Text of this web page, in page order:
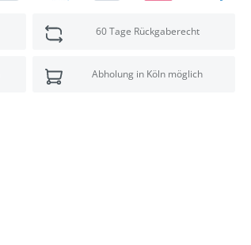
60 Tage Rückgaberecht
Abholung in Köln möglich